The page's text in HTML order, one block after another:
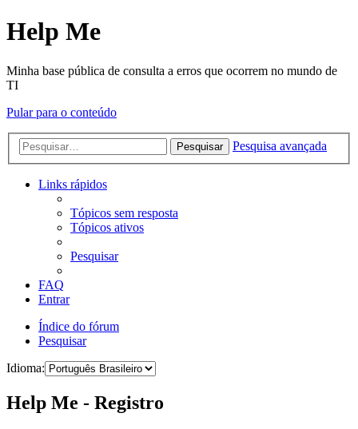
Help Me
Minha base pública de consulta a erros que ocorrem no mundo de
TI
Pular para o conteúdo
Pesquisar Pesquisa avançada
Links rápidos
Tópicos sem resposta
Tópicos ativos
Pesquisar
FAQ
Entrar
Índice do fórum
Pesquisar
Idioma:
Help Me - Registro